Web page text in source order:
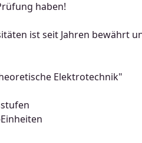
haben!
ist seit Jahren bewährt
Elektrotechnik"